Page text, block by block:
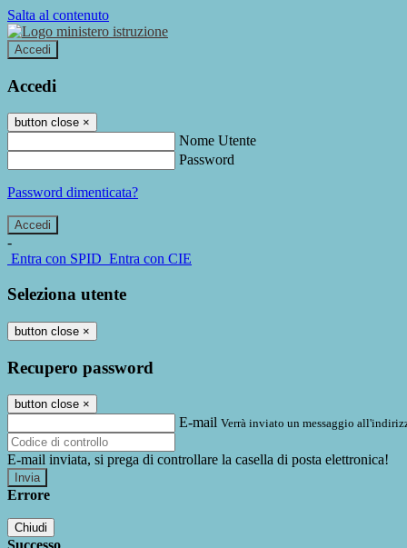
Salta al contenuto
Accedi
Accedi
button close ×
Nome Utente
Password
Password dimenticata?
-
Entra con SPID Entra con CIE
Seleziona utente
button close ×
Recupero password
button close ×
E-mail Verrà inviato un messaggio
E-mail inviata, si prega di controllare la casella di posta elettronica!
Errore
Chiudi